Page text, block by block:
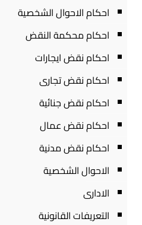
احكام الاحوال الشخصية
احكام محكمة النقض
احكام نقض ايجارات
احكام نقض تجارى
احكام نقض جنائية
احكام نقض عمال
احكام نقض مدنية
الاحوال الشخصية
الادارى
التعريفات القانونية